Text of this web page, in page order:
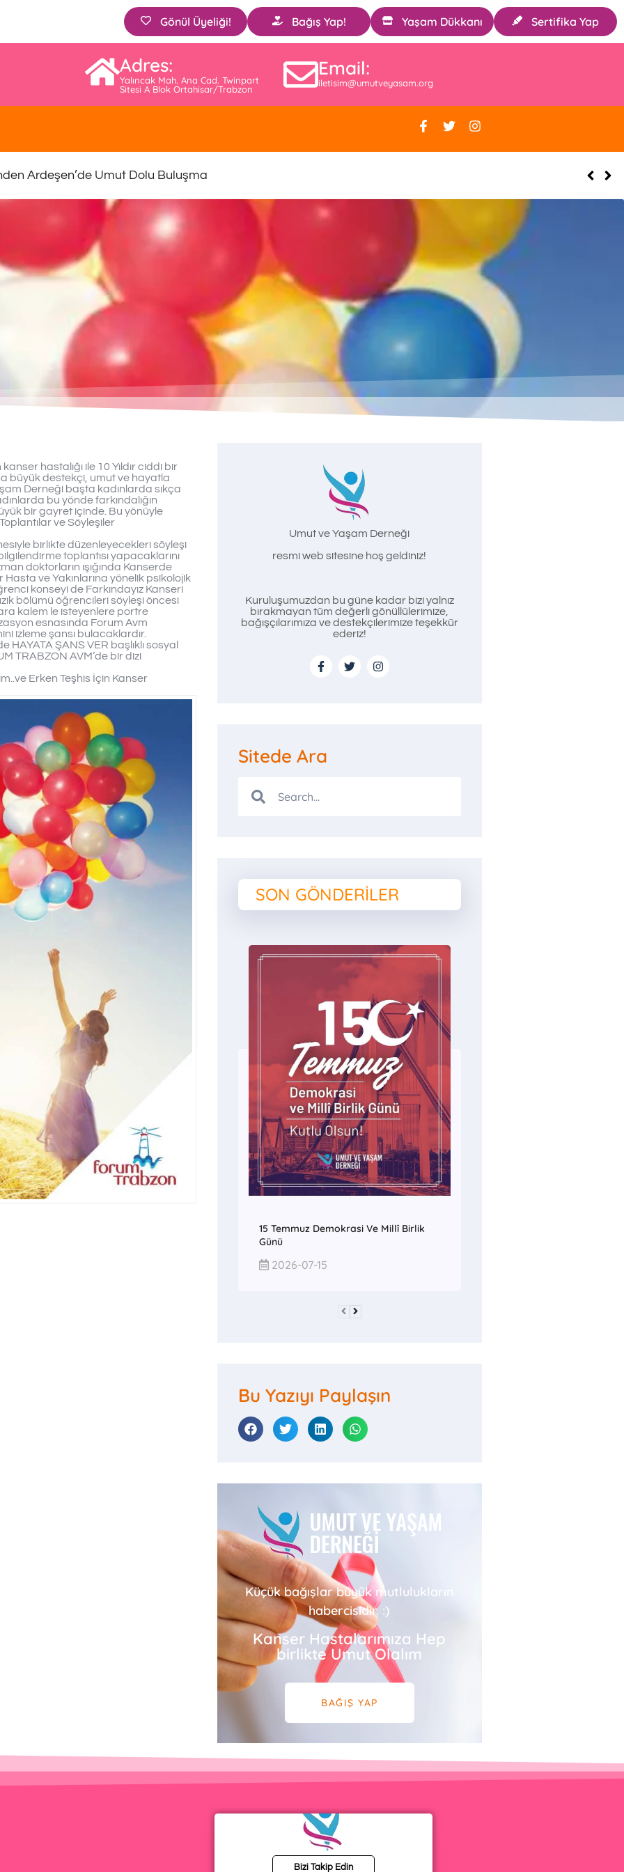
Sertifika Yap
Yaşam Dükkanı
Bağış Yap!
Gönül Üyeliği!
Adres:
Yalıncak Mah. Ana Cad. Twinpart
Sitesi A Blok Ortahisar/Trabzon
Email:
iletisim@umutveyasam.org
Ardeşen’de Umut Dolu Buluşma
hastalığı ile 10 Yıldır ciddi bir
büyük destekçi, umut ve hayatla
Derneği başta kadınlarda sıkça
bu yönde farkındalığın
bir gayret içinde. Bu yönüyle
ve Söyleşiler
birlikte düzenleyecekleri söyleşi
toplantısı yapacaklarını
doktorların ışığında Kanserde
ve Yakınlarına yönelik psikolojik
konseyi de Farkındayız Kanseri
bölümü öğrencileri söyleşi öncesi
kalem le isteyenlere portre
esnasında Forum Avm
izleme şansı bulacaklardır.
ŞANS VER başlıklı sosyal
TRABZON AVM’de bir dizi
Erken Teşhis İçin Kanser
Umut ve Yaşam Derneği
resmi web sitesine hoş geldiniz!
Kuruluşumuzdan bu güne kadar bizi yalnız
bırakmayan tüm değerli gönüllülerimize,
bağışçılarımıza ve destekçilerimize teşekkür
ederiz!
Sitede Ara
SON GÖNDERILER
15 Temmuz Demokrasi Ve Millî Birlik
Günü
2026-07-15
Bu Yazıyı Paylaşın
Küçük bağışlar büyük mutlulukların
habercisidir. :)
Kanser Hastalarımıza Hep
birlikte Umut Olalım
BAĞIŞ YAP
Bizi Takip Edin